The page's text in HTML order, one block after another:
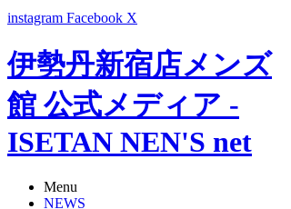
instagram Facebook X
伊勢丹新宿店メンズ
館 公式メディア -
ISETAN NEN'S net
Menu
NEWS